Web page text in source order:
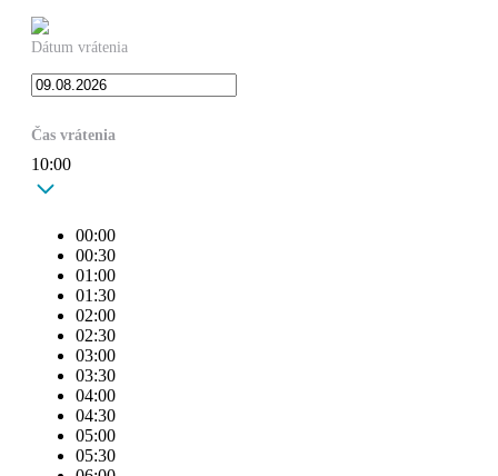
Dátum vrátenia
Čas vrátenia
10:00
00:00
00:30
01:00
01:30
02:00
02:30
03:00
03:30
04:00
04:30
05:00
05:30